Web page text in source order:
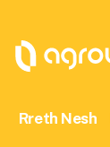
Rreth Nesh